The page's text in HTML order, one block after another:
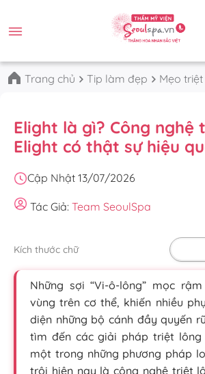
Trang chủ Tip làm đẹp Mẹo
Elight là gì? Công nghệ
Elight có thật sự hiệu
Cập Nhật 13/07/2026
Tác Giả: Team SeoulSpa
Kích thước chữ
Những sợi “Vi-ô-lông” mọc
vùng trên cơ thể, khiến nhiều
diện những bộ cánh đầy quyến
tìm đến các giải pháp triệt lông
một trong những phương pháp
trội hiện nay là công nghệ triệt